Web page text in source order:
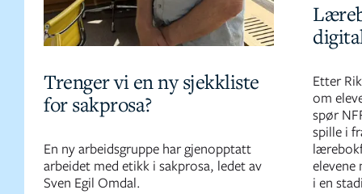
Trenger vi en ny sjekkliste
for sakprosa?
En ny arbeidsgruppe har gjenopptatt
arbeidet med etikk i sakprosa, ledet av
Sven Egil Omdal.
Etter
om
spør
spille i
i en